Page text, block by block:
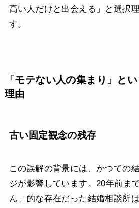
高い人だけと出会える」と選択
す。
「モテない人の集まり」と
理由
古い固定観念の残存
この誤解の背景には、かつての
ジが影響しています。20年前ま
ん」的な存在だった結婚相談所